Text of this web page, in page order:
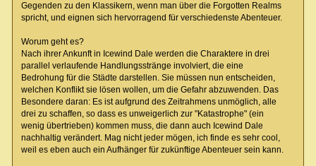
Gegenden zu den Klassikern, wenn man über die Forgotten Realms
spricht, und eignen sich hervorragend für verschiedenste Abenteuer.
Worum geht es?
Nach ihrer Ankunft in Icewind Dale werden die Charaktere in drei
parallel verlaufende Handlungsstränge involviert, die eine
Bedrohung für die Städte darstellen. Sie müssen nun entscheiden,
welchen Konflikt sie lösen wollen, um die Gefahr abzuwenden. Das
Besondere daran: Es ist aufgrund des Zeitrahmens unmöglich, alle
drei zu schaffen, so dass es unweigerlich zur "Katastrophe" (ein
wenig übertrieben) kommen muss, die dann auch Icewind Dale
nachhaltig verändert. Mag nicht jeder mögen, ich finde es sehr cool,
weil es eben auch ein Aufhänger für zukünftige Abenteuer sein kann.